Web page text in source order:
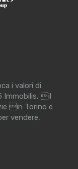
i valori di
Immobilis, il
in Torino e
vendere,